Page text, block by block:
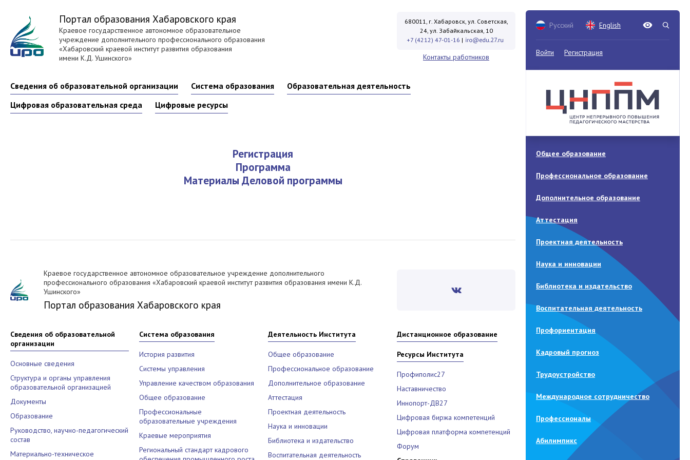
Русский English
Войти Регистрация
Общее образование
Профессиональное образование
Дополнительное образование
Аттестация
Проектная деятельность
Наука и инновации
Библиотека и издательство
Воспитательная деятельность
Профориентация
Кадровый прогноз
Трудоустройство
Международное сотрудничество
Профессионалы
Абилимпикс
Портал образования Хабаровского края
Краевое государственное автономное образовательное
учреждение дополнительного профессионального образования
«Хабаровский краевой институт развития образования
имени К.Д. Ушинского»
680011, г. Хабаровск, ул. Советская,
24, ул. Забайкальская, 10
+7 (4212) 47-01-16 |
Контакты работников
Сведения об образовательной организации Система образования
Образовательная деятельность
Цифровая образовательная среда
Цифровые ресурсы
Регистрация
Программа
Материалы Деловой программы
Краевое государственное автономное образовательное учреждение дополнительного
профессионального образования «Хабаровский краевой институт развития образования имени К.Д.
Ушинского»
Портал образования Хабаровского края
Сведения об образовательной
организации
Основные сведения
Структура и органы управления
образовательной организацией
Документы
Образование
Руководство, научно-педагогический
состав
Материально-техническое
Система образования
История развития
Системы управления
Управление качеством образования
Общее образование
Профессиональные
образовательные учреждения
Краевые мероприятия
Региональный стандарт кадрового
Деятельность Института
Общее образование
Профессиональное образование
Дополнительное образование
Аттестация
Проектная деятельность
Наука и инновации
Библиотека и издательство
Воспитательная деятельность
Дистанционное образование
Ресурсы Института
Профиполис27
Наставничество
Иннопорт-ДВ27
Цифровая биржа компетенций
Цифровая платформа компетенций
Форум